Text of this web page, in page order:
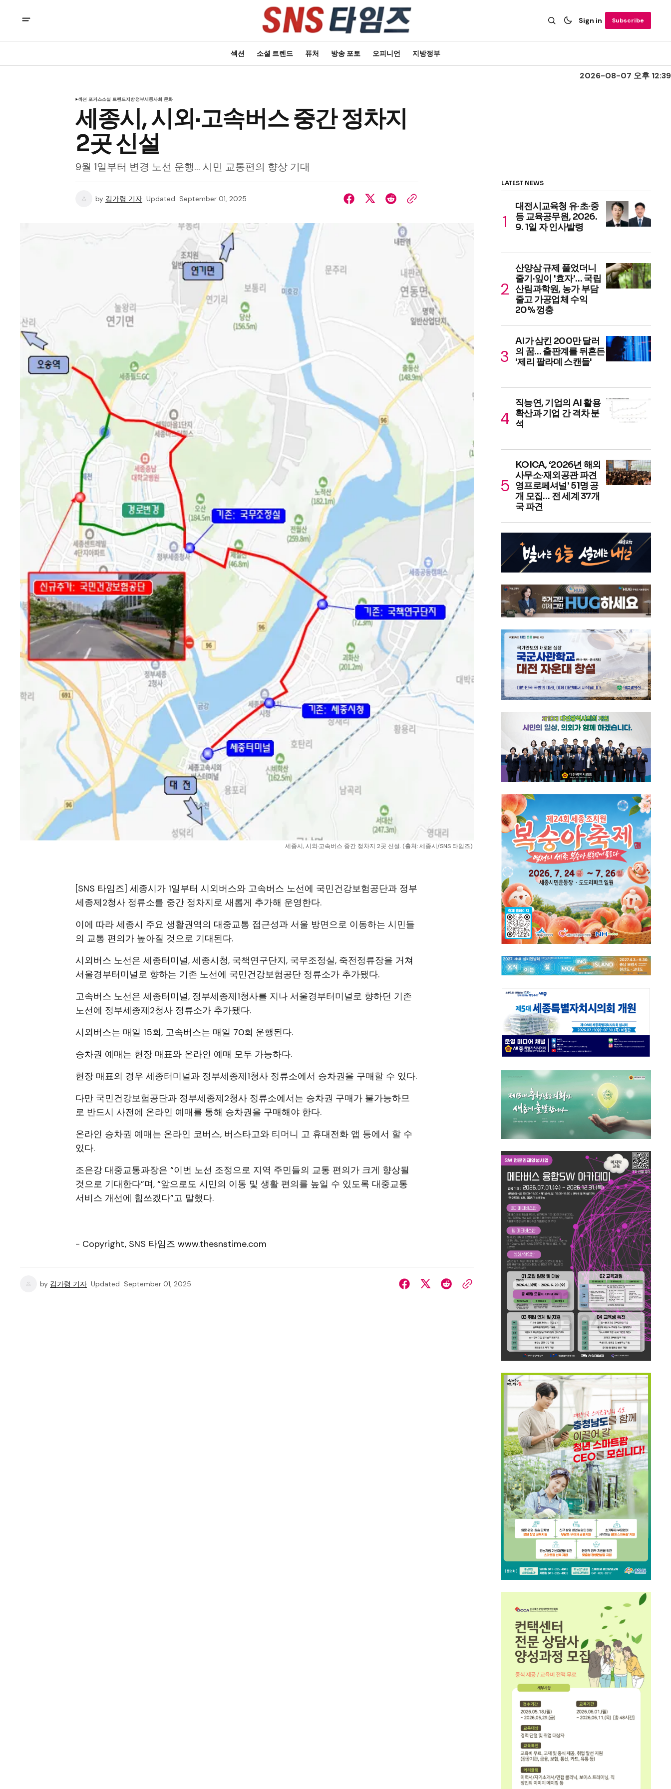
Sign in Subscribe
섹션 소셜 트렌드 퓨처 방송 포토 오피니언 지방정부
2026-08-07 오후 12:39
섹션 포커스소셜 트렌드지방정부세종사회 문화
세종시, 시외·고속버스 중간 정차지
2곳 신설
9월 1일부터 변경 노선 운행… 시민 교통편의 향상 기대
by 김가령 기자 Updated September 01, 2025
세종시, 시외·고속버스 중간 정차지 2곳 신설. (출처: 세종시/SNS 타임즈)
[SNS 타임즈] 세종시가 1일부터 시외버스와 고속버스 노선에 국민건강보험공단과 정부
세종제2청사 정류소를 중간 정차지로 새롭게 추가해 운영한다.
이에 따라 세종시 주요 생활권역의 대중교통 접근성과 서울 방면으로 이동하는 시민들
의 교통 편의가 높아질 것으로 기대된다.
시외버스 노선은 세종터미널, 세종시청, 국책연구단지, 국무조정실, 죽전정류장을 거쳐
서울경부터미널로 향하는 기존 노선에 국민건강보험공단 정류소가 추가됐다.
고속버스 노선은 세종터미널, 정부세종제1청사를 지나 서울경부터미널로 향하던 기존
노선에 정부세종제2청사 정류소가 추가됐다.
시외버스는 매일 15회, 고속버스는 매일 70회 운행된다.
승차권 예매는 현장 매표와 온라인 예매 모두 가능하다.
현장 매표의 경우 세종터미널과 정부세종제1청사 정류소에서 승차권을 구매할 수 있다.
다만 국민건강보험공단과 정부세종제2청사 정류소에서는 승차권 구매가 불가능하므
로 반드시 사전에 온라인 예매를 통해 승차권을 구매해야 한다.
온라인 승차권 예매는 온라인 코버스, 버스타고와 티머니 고 휴대전화 앱 등에서 할 수
있다.
조은강 대중교통과장은 “이번 노선 조정으로 지역 주민들의 교통 편의가 크게 향상될
것으로 기대한다”며, “앞으로도 시민의 이동 및 생활 편의를 높일 수 있도록 대중교통
서비스 개선에 힘쓰겠다”고 말했다.
- Copyright, SNS 타임즈 www.thesnstime.com
by 김가령 기자 Updated September 01, 2025
LATEST NEWS
대전시교육청 유·초·중
등 교육공무원, 2026.
9. 1일 자 인사발령
산양삼 규제 풀었더니
줄기·잎이 '효자'… 국립
산림과학원, 농가 부담
줄고 가공업체 수익
20% 껑충
AI가 삼킨 200만 달러
의 꿈… 출판계를 뒤흔든
'제리 팔라데 스캔들'
직능연, 기업의 AI 활용
확산과 기업 간 격차 분
석
KOICA, ‘2026년 해외
사무소·재외공관 파견
영프로페셔널’ 51명 공
개 모집… 전 세계 37개
국 파견